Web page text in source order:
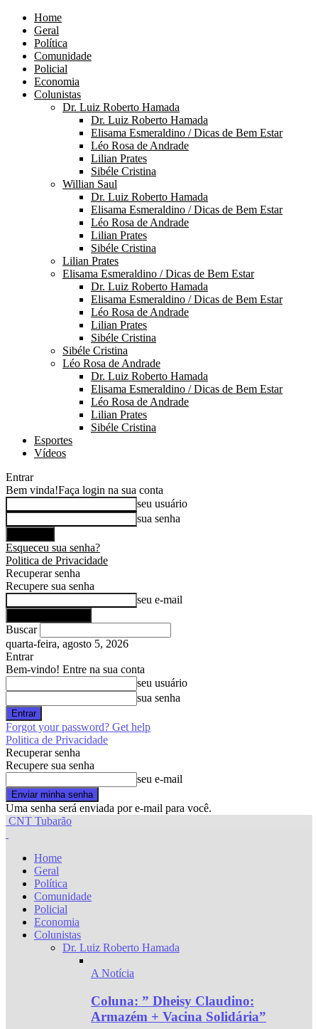
Home
Geral
Política
Comunidade
Policial
Economia
Colunistas
Dr. Luiz Roberto Hamada
Dr. Luiz Roberto Hamada
Elisama Esmeraldino / Dicas de Bem Estar
Léo Rosa de Andrade
Lilian Prates
Sibéle Cristina
Willian Saul
Dr. Luiz Roberto Hamada
Elisama Esmeraldino / Dicas de Bem Estar
Léo Rosa de Andrade
Lilian Prates
Sibéle Cristina
Lilian Prates
Elisama Esmeraldino / Dicas de Bem Estar
Dr. Luiz Roberto Hamada
Elisama Esmeraldino / Dicas de Bem Estar
Léo Rosa de Andrade
Lilian Prates
Sibéle Cristina
Sibéle Cristina
Léo Rosa de Andrade
Dr. Luiz Roberto Hamada
Elisama Esmeraldino / Dicas de Bem Estar
Léo Rosa de Andrade
Lilian Prates
Sibéle Cristina
Esportes
Vídeos
Entrar
Bem vinda!Faça login na sua conta
seu usuário
sua senha
Esqueceu sua senha?
Politica de Privacidade
Recuperar senha
Recupere sua senha
seu e-mail
Buscar
quarta-feira, agosto 5, 2026
Entrar
Bem-vindo! Entre na sua conta
seu usuário
sua senha
Forgot your password? Get help
Politica de Privacidade
Recuperar senha
Recupere sua senha
seu e-mail
Uma senha será enviada por e-mail para você.
CNT Tubarão
Home
Geral
Política
Comunidade
Policial
Economia
Colunistas
Dr. Luiz Roberto Hamada
A Notícia
Coluna: ” Dheisy Claudino:
Armazém + Vacina Solidária”